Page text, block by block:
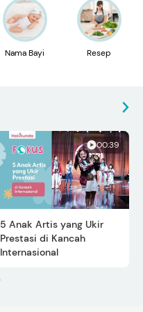
Nama Bayi Resep
00:39
5 Anak Artis yang Ukir
Prestasi di Kancah
Internasional